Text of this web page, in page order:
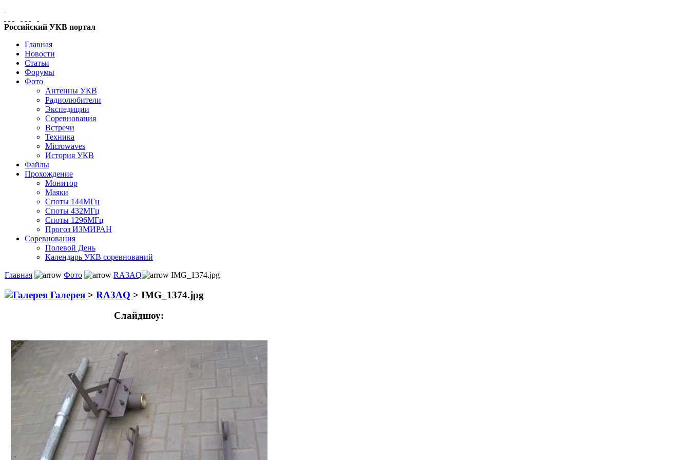
Российский УКВ портал
Главная
Новости
Статьи
Форумы
Фото
Антенны УКВ
Радиолюбители
Экспедиции
Соревнования
Встречи
Техника
Microwaves
История УКВ
Файлы
Прохождение
Монитор
Маяки
Споты 144МГц
Споты 432МГц
Споты 1296МГц
Прогоз ИЗМИРАН
Соревнования
Полевой День
Календарь УКВ соревнований
Главная Фото RA3AQ IMG_1374.jpg
Галерея > RA3AQ > IMG_1374.jpg
Слайдшоу: